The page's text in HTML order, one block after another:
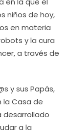
niños de hoy,
en materia
y la cura
a través de
y sus Papás,
la Casa de
desarrollado
a la